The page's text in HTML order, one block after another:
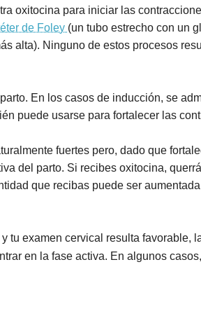
oxitocina para iniciar las
de Foley (un tubo estrecho con un
alta). Ninguno de estos procesos
En los casos de inducción, se
puede usarse para fortalecer las
fuertes pero, dado que
del parto. Si recibes oxitocina,
que recibas puede ser
tu examen cervical resulta favorable,
en la fase activa. En algunos